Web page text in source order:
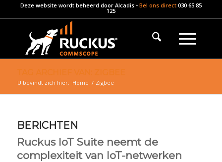
Deze website wordt beheerd door Alcadis- Bel ons direct 030 65 85
125
U bevindt zich hier: Home / Zigbee
BERICHTEN
Ruckus IoT Suite neemt de
complexiteit van IoT-netwerken